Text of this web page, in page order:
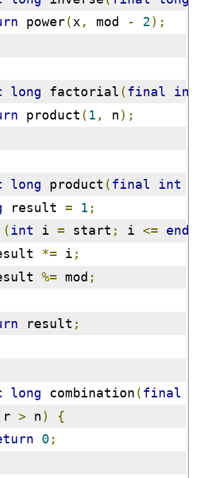
power( x , mod - 2 );
long factorial ( final int
product ( 1 , n );
long product ( final int
result = 1 ;
( int i = start ; i <= end
*= i ;
%= mod ;
result ;
long combination ( final
r > n )
{
0 ;